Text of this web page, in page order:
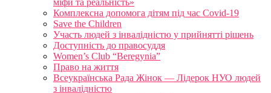
міфи та реальність»
Комплексна допомога дітям під час Covid-19
Save the Children
Участь людей з інвалідністю у прийнятті рішень
Доступність до правосуддя
Women’s Club “Beregynia”
Право на життя
Всеукраїнська Рада Жінок — Лідерок НУО людей
з інвалідністю